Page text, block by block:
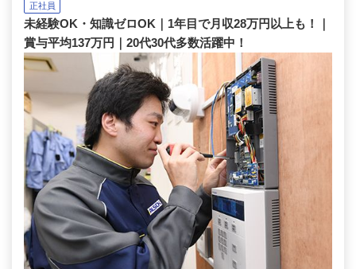
正社員
未経験OK・知識ゼロOK｜1年目で月収28万円以上も！｜
賞与平均137万円｜20代30代多数活躍中！